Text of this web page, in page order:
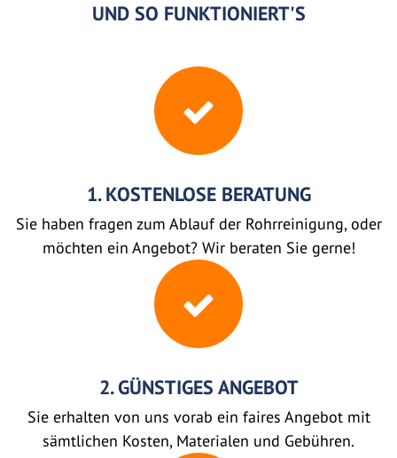
UND SO FUNKTIONIERT'S
1. KOSTENLOSE BERATUNG
Sie haben fragen zum Ablauf der Rohrreinigung, oder
möchten ein Angebot? Wir beraten Sie gerne!
2. GÜNSTIGES ANGEBOT
Sie erhalten von uns vorab ein faires Angebot mit
sämtlichen Kosten, Materialen und Gebühren.